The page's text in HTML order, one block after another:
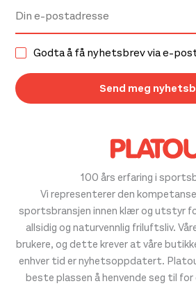
100 års erfaring i
Vi representerer den
sportsbransjen innen klær og utstyr
allsidig og naturvennlig friluftsliv.
brukere, og dette krever at våre
enhver tid er nyhetsoppdatert.
beste plassen å henvende seg til for
Godta å få nyhetsbrev via e-